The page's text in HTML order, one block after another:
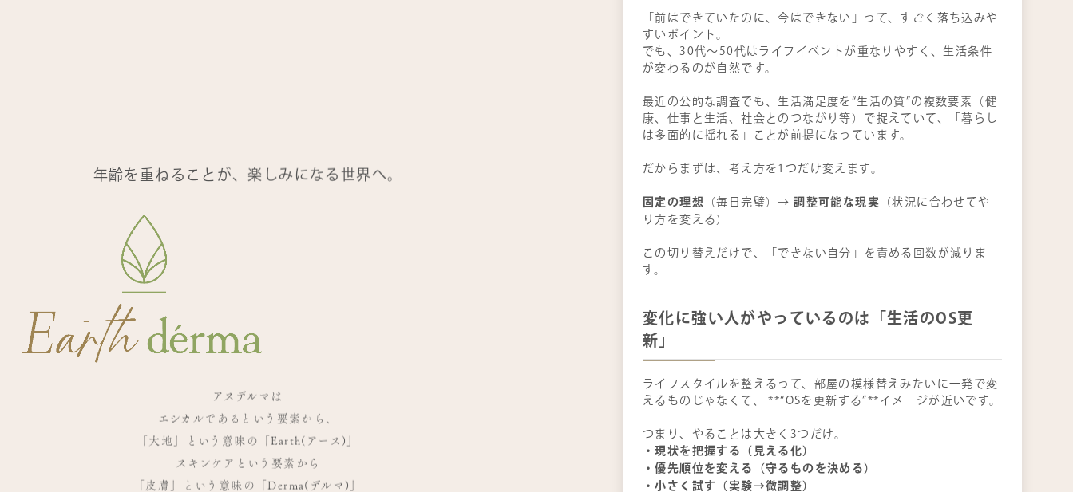
年齢を重ねることが、楽しみになる世界へ。
アスデルマは
エシカルであるという要素から、
「大地」という意味の「Earth(アース)」
スキンケアという要素から
「皮膚」という意味の「Derma(デルマ)」
「前はできていたのに、今はできない」って、すごく落ち込みや
すいポイント。
でも、30代〜50代はライフイベントが重なりやすく、生活条件
が変わるのが自然です。
最近の公的な調査でも、生活満足度を“生活の質”の複数要素（健
康、仕事と生活、社会とのつながり等）で捉えていて、「暮らし
は多面的に揺れる」ことが前提になっています。
だからまずは、考え方を1つだけ変えます。
固定の理想 （毎日完璧）→調整可能な現実 （状況に合わせてや
り方を変える）
この切り替えだけで、「できない自分」を責める回数が減りま
す。
変化に強い人がやっているのは「生活のOS更
新」
ライフスタイルを整えるって、部屋の模様替えみたいに一発で変
えるものじゃなくて、 **“OSを更新する”**イメージが近いです。
つまり、やることは大きく3つだけ。
・現状を把握する（見える化）
・優先順位を変える（守るものを決める）
・小さく試す（実験→微調整）